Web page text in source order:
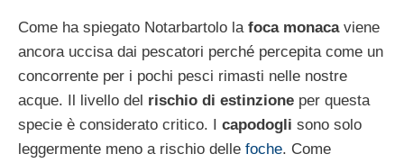
Come ha spiegato Notarbartolo la foca monacaviene
ancora uccisa dai pescatori perché percepita come un
concorrente per i pochi pesci rimasti nelle nostre
acque. Il livello del rischio di estinzione per questa
specie è considerato critico. I capodogli sono solo
leggermente meno a rischio delle foche. Come